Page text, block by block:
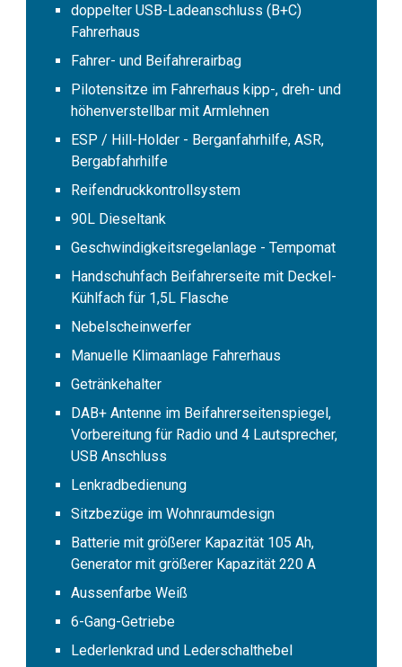
doppelter USB-Ladeanschluss (B+C)
Fahrerhaus
Fahrer- und Beifahrerairbag
Pilotensitze im Fahrerhaus kipp-, dreh- und
höhenverstellbar mit Armlehnen
ESP / Hill-Holder - Berganfahrhilfe, ASR,
Bergabfahrhilfe
Reifendruckkontrollsystem
90L Dieseltank
Geschwindigkeitsregelanlage - Tempomat
Handschuhfach Beifahrerseite mit Deckel-
Kühlfach für 1,5L Flasche
Nebelscheinwerfer
Manuelle Klimaanlage Fahrerhaus
Getränkehalter
DAB+ Antenne im Beifahrerseitenspiegel,
Vorbereitung für Radio und 4 Lautsprecher,
USB Anschluss
Lenkradbedienung
Sitzbezüge im Wohnraumdesign
Batterie mit größerer Kapazität 105 Ah,
Generator mit größerer Kapazität 220 A
Aussenfarbe Weiß
6-Gang-Getriebe
Lederlenkrad und Lederschalthebel